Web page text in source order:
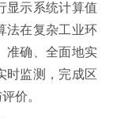
显示系统计算值
法在复杂工业环
准确、全面地实
时监测，完成区
价。